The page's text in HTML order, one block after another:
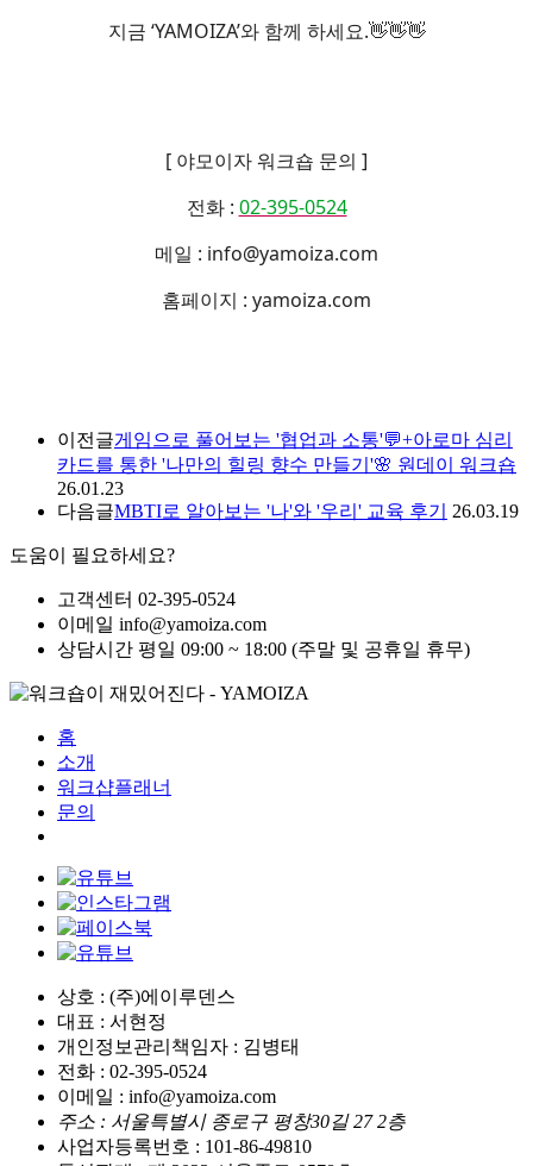
지금 ‘YAMOIZA’와 함께 하세요.👋👋👋
[ 야모이자 워크숍 문의 ]
전화 : 02-395-0524
메일 : info@yamoiza.com
홈페이지 : yamoiza.com
이전글게임으로 풀어보는 '협업과 소통'💬+아로마 심리
카드를 통한 '나만의 힐링 향수 만들기'🌸 원데이 워크숍
26.01.23
다음글MBTI로 알아보는 '나'와 '우리' 교육 후기 26.03.19
도움이 필요하세요?
고객센터 02-395-0524
이메일 info@yamoiza.com
상담시간 평일 09:00 ~ 18:00 (주말 및 공휴일 휴무)
홈
소개
워크샵플래너
문의
상호 : (주)에이루덴스
대표 : 서현정
개인정보관리책임자 : 김병태
전화 : 02-395-0524
이메일 : info@yamoiza.com
주소 : 서울특별시 종로구 평창30길 27 2층
사업자등록번호 : 101-86-49810